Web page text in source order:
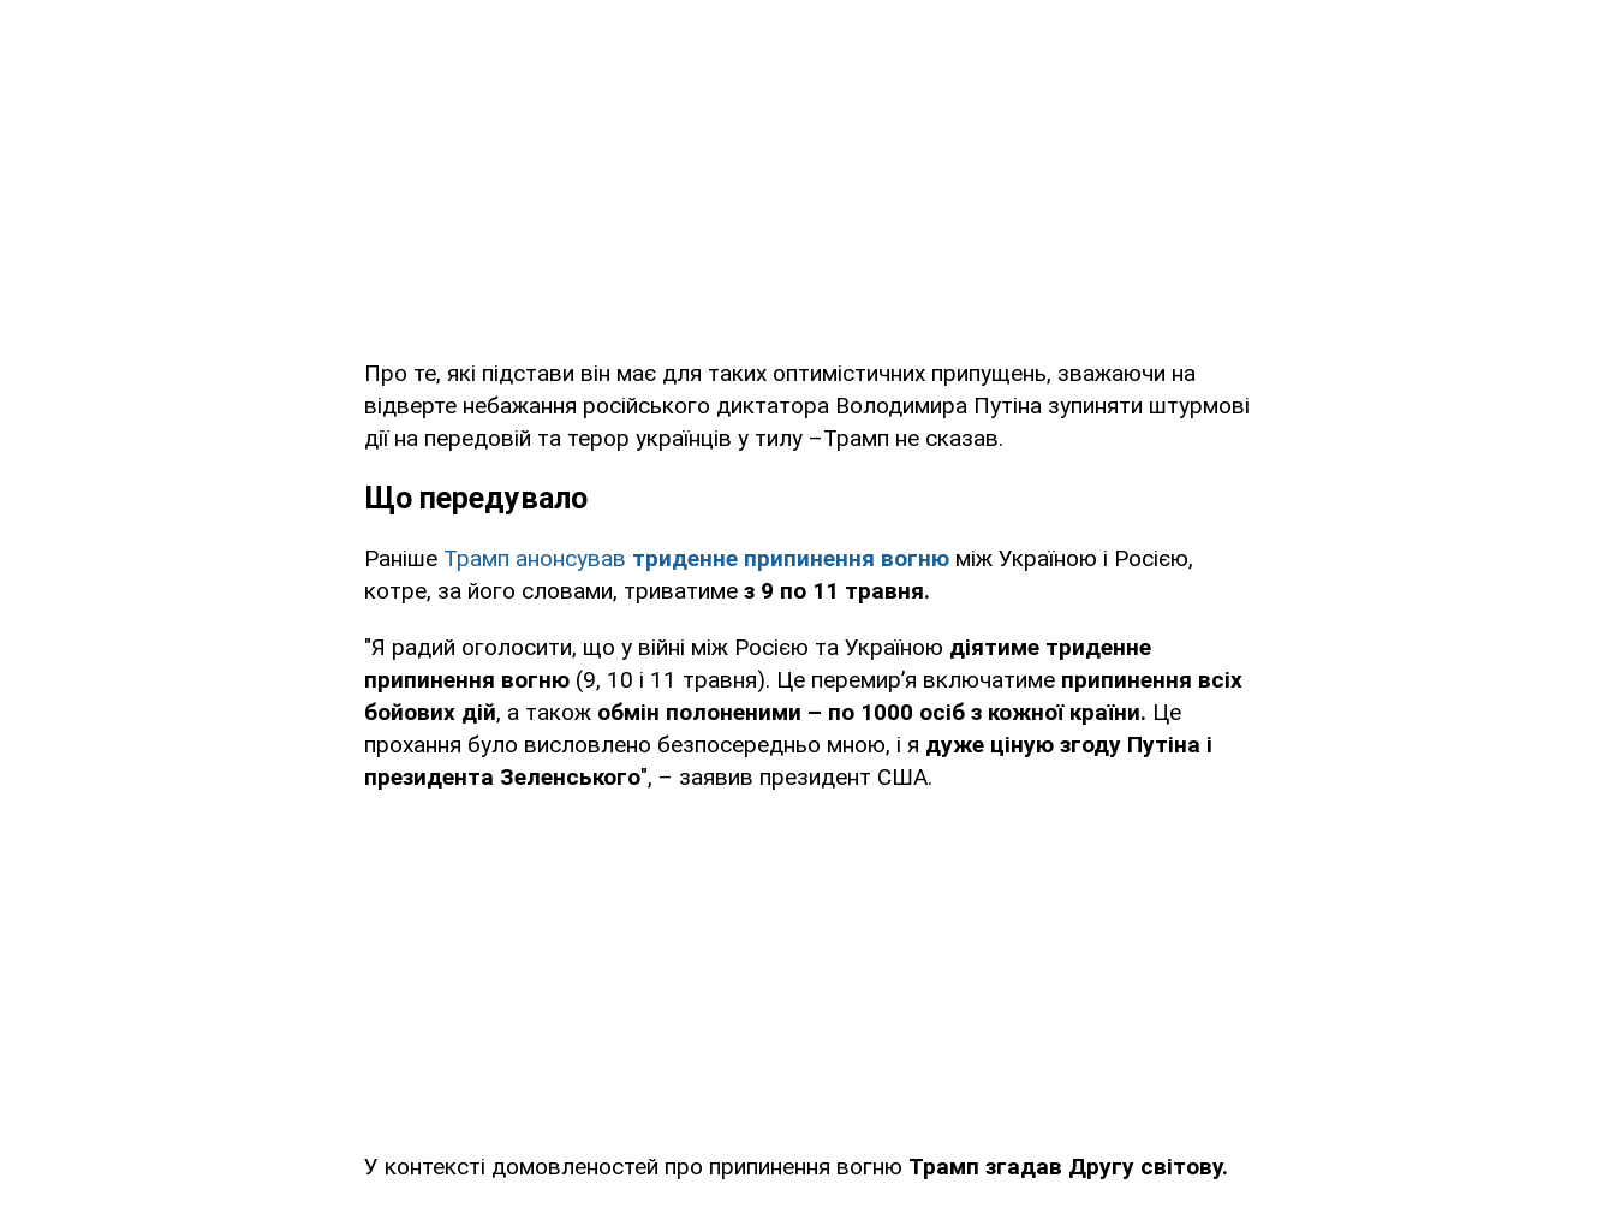
Про те, які підстави він має для таких оптимістичних припущень, зважаючи на
відверте небажання російського диктатора Володимира Путіна зупиняти штурмові
дії на передовій та терор українців у тилу –Трамп не сказав.
Що передувало
Раніше Трамп анонсував триденне припинення вогню між Україною і Росією,
котре, за його словами, триватиме з 9 по 11 травня.
"Я радий оголосити, що у війні між Росією та Україною діятиме триденне
припинення вогню (9, 10 і 11 травня). Це перемир’я включатиме припинення всіх
бойових дій, а також обмін полоненими – по 1000 осіб з кожної країни. Це
прохання було висловлено безпосередньо мною, і я дуже ціную згоду Путіна і
президента Зеленського", – заявив президент США.
У контексті домовленостей про припинення вогню Трамп згадав Другу світову.